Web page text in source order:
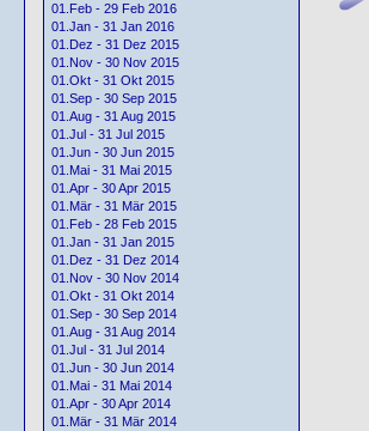
01.Feb - 29 Feb 2016
01.Jan - 31 Jan 2016
01.Dez - 31 Dez 2015
01.Nov - 30 Nov 2015
01.Okt - 31 Okt 2015
01.Sep - 30 Sep 2015
01.Aug - 31 Aug 2015
01.Jul - 31 Jul 2015
01.Jun - 30 Jun 2015
01.Mai - 31 Mai 2015
01.Apr - 30 Apr 2015
01.Mär - 31 Mär 2015
01.Feb - 28 Feb 2015
01.Jan - 31 Jan 2015
01.Dez - 31 Dez 2014
01.Nov - 30 Nov 2014
01.Okt - 31 Okt 2014
01.Sep - 30 Sep 2014
01.Aug - 31 Aug 2014
01.Jul - 31 Jul 2014
01.Jun - 30 Jun 2014
01.Mai - 31 Mai 2014
01.Apr - 30 Apr 2014
01.Mär - 31 Mär 2014